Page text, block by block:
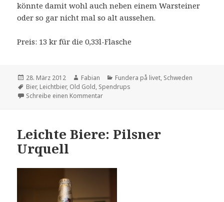
könnte damit wohl auch neben einem Warsteiner
oder so gar nicht mal so alt aussehen.
Preis: 13 kr für die 0,33l-Flasche
Veröffentlicht
am
28. März 2012 Autor
Fabian Kategorien
Fundera på livet, Schweden
Schlagwörter
Bier, Leichtbier, Old Gold, Spendrups
Schreibe einen Kommentarzu Leichte Biere: Old Gold
Leichte Biere: Pilsner
Urquell